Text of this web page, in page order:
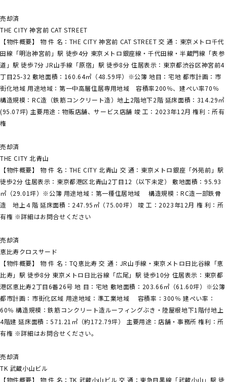
売却済
THE CITY 神宮前 CAT STREET
【物件概要】 物 件 名：THE CITY 神宮前 CAT STREET 交 通：東京メトロ千代
田線「明治神宮前」駅 徒歩4分 東京メトロ銀座線・千代田線・半蔵門線「表参
道」駅 徒歩7分 JR山手線「原宿」駅 徒歩8分 住居表示：東京都渋谷区神宮前4
丁目25-32 敷地面積：160.64㎡（48.59坪）※公簿 地目：宅地 都市計画：市
街化地域 用途地域：第一中高層住居専用地域 容積率200％、建ぺい率70％
構造規模：RC造（鉄筋コンクリート造）地上2階地下2階 延床面積：314.29㎡
(95.07坪) 主要用途：物販店舗、サービス店舗 竣 工：2023年12月 権利：所有
権
売却済
THE CITY 北青山
【物件概要】 物 件 名：THE CITY 北青山 交 通：東京メトロ銀座「外苑前」駅
徒歩2分 住居表示：東京都港区北青山2丁目12（以下未定） 敷地面積：95.93
㎡（29.01坪）※公簿 用途地域：第一種住居地域 構造規模：RC造一部鉄骨
造 地上４階 延床面積：247.95㎡（75.00坪） 竣 工：2023年12月 権 利：所
有権 ※詳細はお問合せください
売却済
恵比寿クロスサード
【物件概要】 物 件 名：TQ恵比寿 交 通：JR山手線・東京メトロ日比谷線「恵
比寿」駅 徒歩8分 東京メトロ日比谷線「広尾」駅 徒歩10分 住居表示：東京都
港区恵比寿2丁目6番26号 地 目：宅地 敷地面積：203.66㎡（61.60坪）※公簿
都市計画：市街化区域 用途地域：準工業地域 容積率：300％ 建ぺい率：
60％ 構造規模：鉄筋コンクリート造ルーフィングぶき・陸屋根地下1階付地上
4階建 延床面積：571.21㎡（約172.79坪） 主要用途：店舗・事務所 権利：所
有権 ※詳細はお問合せください。
売却済
TK 武蔵小山ビル
【物件概要】 物 件 名：TK 武蔵小山ビル 交 通：東急目黒線「武蔵小山」駅 徒